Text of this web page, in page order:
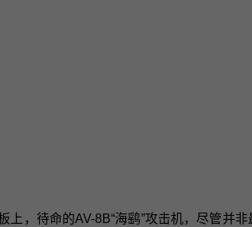
，待命的AV-8B“海鹞”攻击机，尽管并